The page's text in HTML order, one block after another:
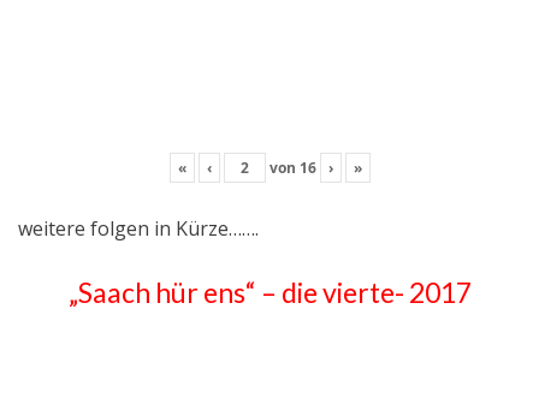
« ‹ von 16 › »
weitere folgen in Kürze…….
„Saach hür ens“ – die vierte- 2017